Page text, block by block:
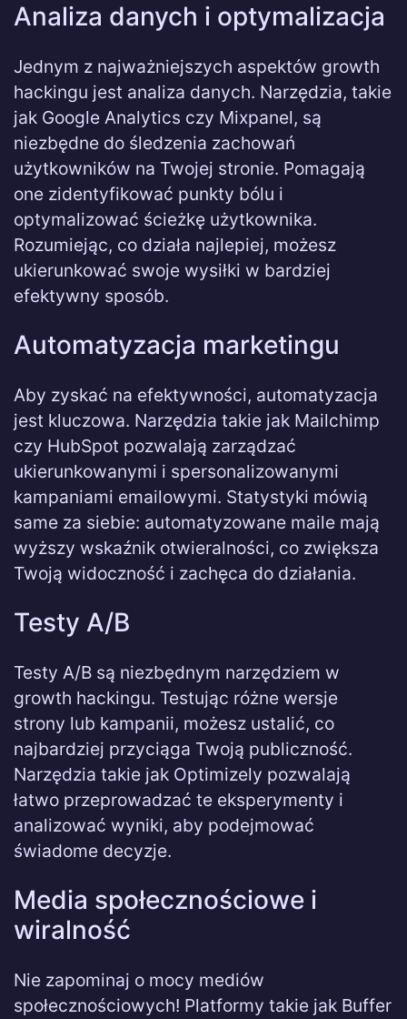
Analiza danych i optymalizacja
Jednym z najważniejszych aspektów growth
hackingu jest analiza danych. Narzędzia, takie
jak Google Analytics czy Mixpanel, są
niezbędne do śledzenia zachowań
użytkowników na Twojej stronie. Pomagają
one zidentyfikować punkty bólu i
optymalizować ścieżkę użytkownika.
Rozumiejąc, co działa najlepiej, możesz
ukierunkować swoje wysiłki w bardziej
efektywny sposób.
Automatyzacja marketingu
Aby zyskać na efektywności, automatyzacja
jest kluczowa. Narzędzia takie jak Mailchimp
czy HubSpot pozwalają zarządzać
ukierunkowanymi i spersonalizowanymi
kampaniami emailowymi. Statystyki mówią
same za siebie: automatyzowane maile mają
wyższy wskaźnik otwieralności, co zwiększa
Twoją widoczność i zachęca do działania.
Testy A/B
Testy A/B są niezbędnym narzędziem w
growth hackingu. Testując różne wersje
strony lub kampanii, możesz ustalić, co
najbardziej przyciąga Twoją publiczność.
Narzędzia takie jak Optimizely pozwalają
łatwo przeprowadzać te eksperymenty i
analizować wyniki, aby podejmować
świadome decyzje.
Media społecznościowe i
wiralność
Nie zapominaj o mocy mediów
społecznościowych! Platformy takie jak Buffer